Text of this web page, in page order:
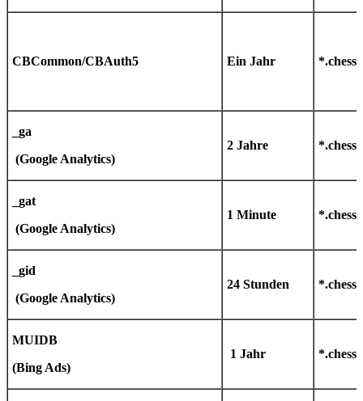
CBCommon/CBAuth5 Ein Jahr
_ga
(Google Analytics)
2 Jahre
_gat
(Google Analytics)
1 Minute
_gid
(Google Analytics)
24 Stunden
MUIDB
(Bing Ads)
1 Jahr